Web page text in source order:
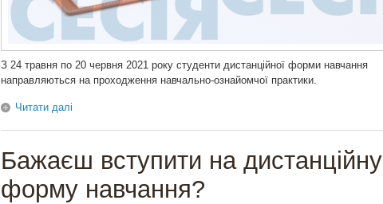
З 24 травня по 20 червня 2021 року студенти дистанційної форми навчання
направляються на проходження навчально-ознайомчої практики.
Читати далі
Бажаєш вступити на дистанційну
форму навчання?